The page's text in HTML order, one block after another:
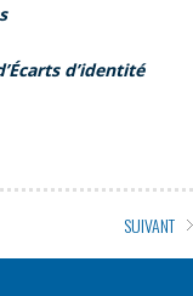
d’identité
SUIVANT